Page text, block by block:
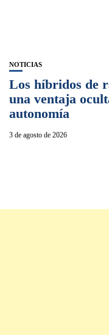
NOTICIAS
Los híbridos de
una ventaja
autonomía
3 de agosto de 2026